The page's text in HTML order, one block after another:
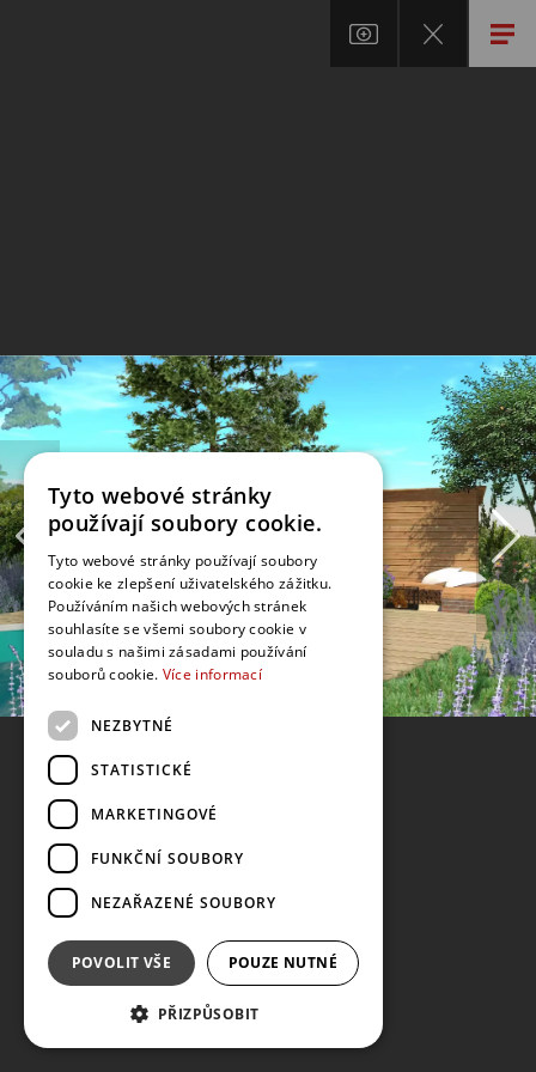
Tyto webové stránky
používají soubory cookie.
Tyto webové stránky používají soubory
cookie ke zlepšení uživatelského zážitku.
Používáním našich webových stránek
souhlasíte se všemi soubory cookie v
souladu s našimi zásadami používání
souborů cookie. Více informací
NEZBYTNÉ
STATISTICKÉ
MARKETINGOVÉ
FUNKČNÍ SOUBORY
NEZAŘAZENÉ SOUBORY
POVOLIT VŠE POUZE NUTNÉ
PŘIZPŮSOBIT